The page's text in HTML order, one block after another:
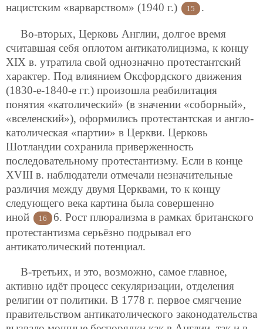
нацистским «варварством» (1940 г.)
15 .
Во-вторых, Церковь Англии, долгое время
считавшая себя оплотом антикатолицизма, к концу
XIX в. утратила свой однозначно протестантский
характер. Под влиянием Оксфордского движения
(1830-е-1840-е гг.) произошла реабилитация
понятия «католический» (в значении «соборный»,
«вселенский»), оформились протестантская и англо-
католическая «партии» в Церкви. Церковь
Шотландии сохранила приверженность
последовательному протестантизму. Если в конце
XVIII в. наблюдатели отмечали незначительные
различия между двумя Церквами, то к концу
следующего века картина была совершенно
иной
16
6. Рост плюрализма в рамках британского
протестантизма серьёзно подрывал его
антикатолический потенциал.
В-третьих, и это, возможно, самое главное,
активно идёт процесс секуляризации, отделения
религии от политики. В 1778 г. первое смягчение
правительством антикатолического законодательства